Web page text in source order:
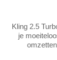
Kling 2.5
je